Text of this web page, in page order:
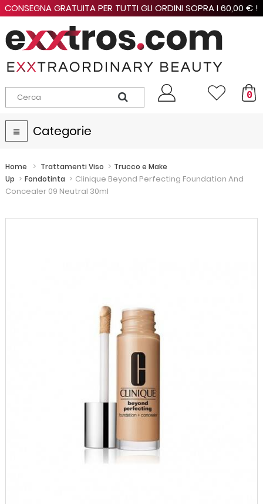
CONSEGNA GRATUITA PER TUTTI GLI ORDINI SOPRA I 60,00 € !
0
Navigazione
Toggle
Categorie
Home > Trattamenti Viso > Trucco e Make
Up > Fondotinta > Clinique Beyond Perfecting Foundation And
Concealer 09 Neutral 30ml